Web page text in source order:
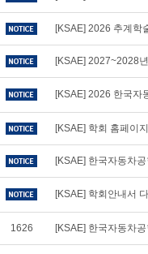
[KSAE] 2026 추계학
[KSAE] 2027~2028
[KSAE] 2026 한국자
[KSAE] 학회 홈페이
[KSAE] 한국자동차
[KSAE] 학회안내서
1626 [KSAE] 한국자동차